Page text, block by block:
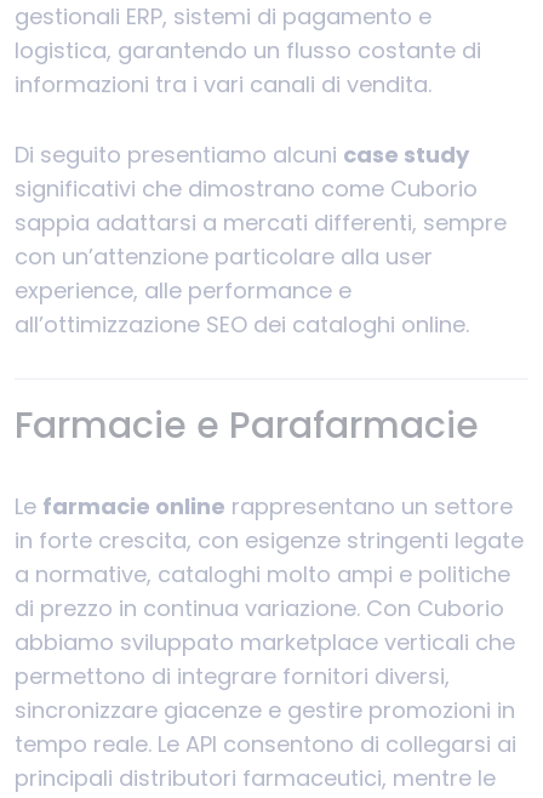
gestionali ERP, sistemi di pagamento e
logistica, garantendo un flusso costante di
informazioni tra i vari canali di vendita.
Di seguito presentiamo alcuni case study
significativi che dimostrano come Cuborio
sappia adattarsi a mercati differenti, sempre
con un’attenzione particolare alla user
experience, alle performance e
all’ottimizzazione SEO dei cataloghi online.
Farmacie e Parafarmacie
Le farmacie online rappresentano un settore
in forte crescita, con esigenze stringenti legate
a normative, cataloghi molto ampi e politiche
di prezzo in continua variazione. Con Cuborio
abbiamo sviluppato marketplace verticali che
permettono di integrare fornitori diversi,
sincronizzare giacenze e gestire promozioni in
tempo reale. Le API consentono di collegarsi ai
principali distributori farmaceutici, mentre le